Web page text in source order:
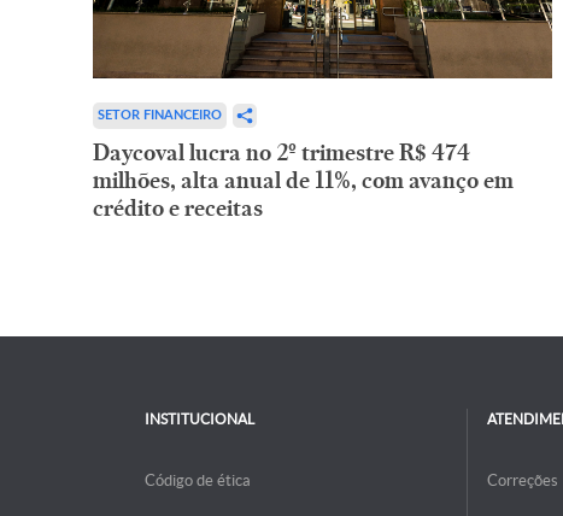
SETOR FINANCEIRO
Daycoval lucra no 2º trimestre R$ 474
milhões, alta anual de 11%, com avanço em
crédito e receitas
INSTITUCIONAL
Código de ética Correções